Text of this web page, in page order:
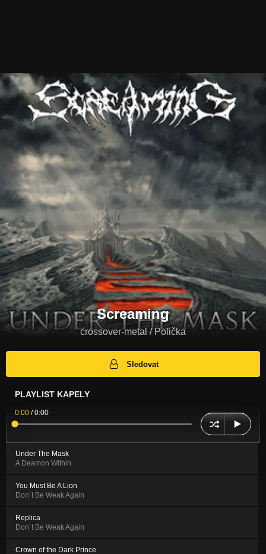
Screaming
crossover-metal / Polička
Sledovat
PLAYLIST KAPELY
0:00 /0:00
Under The Mask
A Deamon Within
You Must Be A Lion
Don´t Be Weak Again
Replica
Don´t Be Weak Again
Crown of the Dark Prince